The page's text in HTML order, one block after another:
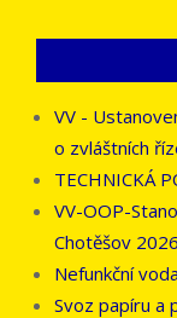
VV -
o zvláštních
TECHNICKÁ
VV-OOP-
Chotěšov 2026
Nefunkční
Svoz papíru a